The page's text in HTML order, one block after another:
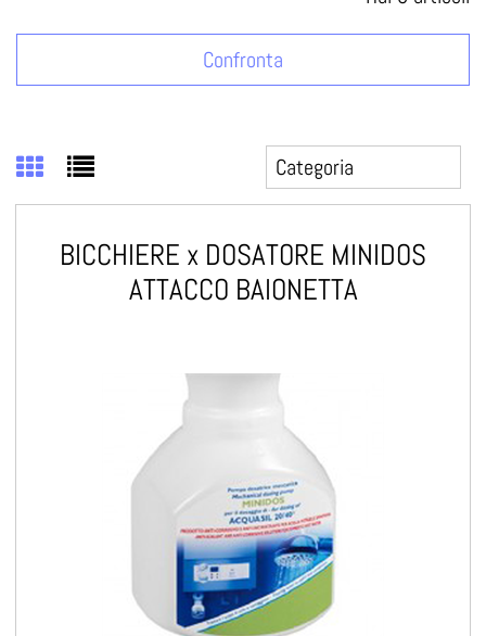
Confronta
BICCHIERE x DOSATORE MINIDOS
ATTACCO BAIONETTA